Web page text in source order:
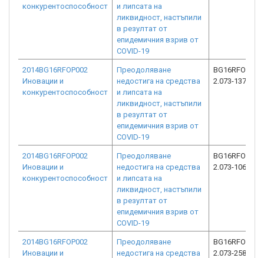
конкурентоспособност
и липсата на
ликвидност, настъпили
в резултат от
епидемичния взрив от
COVID-19
2014BG16RFOP002
Иновации и
конкурентоспособност
Преодоляване
недостига на средства
и липсата на
ликвидност, настъпили
в резултат от
епидемичния взрив от
COVID-19
BG16RFOP002-
2.073-13741-
2014BG16RFOP002
Иновации и
конкурентоспособност
Преодоляване
недостига на средства
и липсата на
ликвидност, настъпили
в резултат от
епидемичния взрив от
COVID-19
BG16RFOP002-
2.073-10602-
2014BG16RFOP002
Иновации и
Преодоляване
недостига на средства
BG16RFOP002-
2.073-25896-